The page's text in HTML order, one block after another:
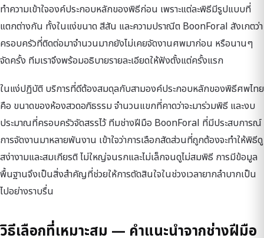
ทำความเข้าใจองค์ประกอบหลักของพิธีก่อน เพราะแต่ละพิธีมีรูปแบบที่
แตกต่างกัน ทั้งในแง่ขนาด สีสัน และความปราณีต BoonForal สังเกตว่า
ครอบครัวที่ติดต่อมาจำนวนมากยังไม่เคยจัดงานศพมาก่อน หรือนานๆ
จัดครั้ง ทีมเราจึงพร้อมอธิบายรายละเอียดให้ฟังตั้งแต่ครั้งแรก
ในแง่ปฏิบัติ บริการที่ดีต้องสมดุลกับสามองค์ประกอบหลักของพิธีศพไทย
คือ ขนาดของห้องสวดอภิธรรม จำนวนแขกที่คาดว่าจะมาร่วมพิธี และงบ
ประมาณที่ครอบครัวจัดสรรไว้ ทีมช่างฝีมือ BoonForal ที่มีประสบการณ์
การจัดงานมาหลายพันงาน เข้าใจว่าการเลือกสัดส่วนที่ถูกต้องจะทำให้พิธีดู
สง่างามและสมเกียรติ ไม่ใหญ่จนรกและไม่เล็กจนดูไม่สมพิธี การมีข้อมูล
พื้นฐานจึงเป็นสิ่งสำคัญที่ช่วยให้การตัดสินใจในช่วงเวลายากลำบากเป็น
ไปอย่างราบรื่น
วิธีเลือกที่เหมาะสม — คำแนะนำจากช่างฝีมือ